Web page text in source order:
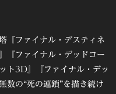
『ファイナル・デスティネ
『ファイナル・デッドコー
ト3D』『ファイナル・デッ
数の“死の連鎖”を描き続け